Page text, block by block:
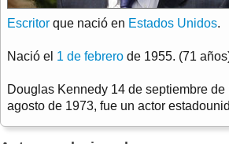
Escritor que nació en Estados Unidos.
Nació el 1 de febrero de 1955. (71
Douglas Kennedy 14 de septiembre de
agosto de 1973, fue un actor